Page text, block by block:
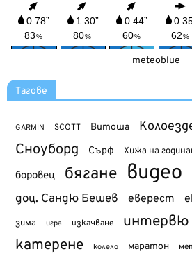
meteoblue
Тагове
GARMIN SCOTT Витоша
Сноуборд Сърф Хижа на
боровец бягане видео
доц. Сандю Бешев еверест
зима игра изкачване интервю
катерене колело маратон